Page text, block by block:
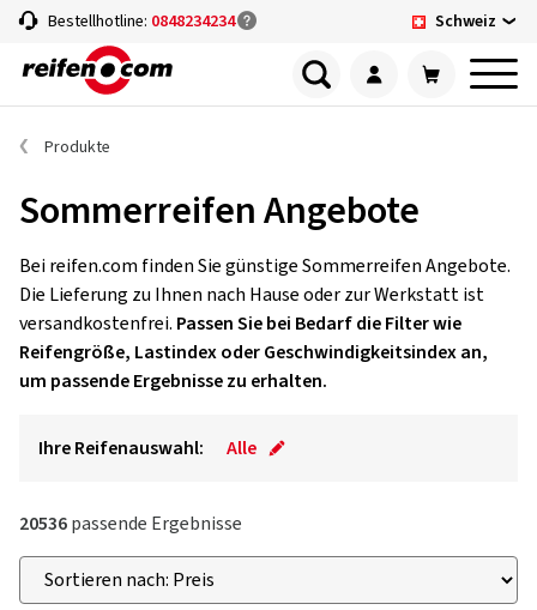
Bestellhotline: 0848234234 Schweiz
Produkte
Sommerreifen Angebote
Bei reifen.com finden Sie günstige Sommerreifen Angebote.
Die Lieferung zu Ihnen nach Hause oder zur Werkstatt ist
versandkostenfrei. Passen Sie bei Bedarf die Filter wie
Reifengröße, Lastindex oder Geschwindigkeitsindex an,
um passende Ergebnisse zu erhalten.
Ihre Reifenauswahl: Alle
20536passende Ergebnisse